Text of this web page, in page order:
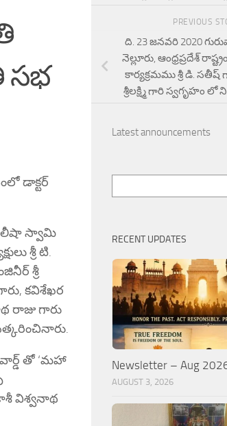
సభ
డాక్టర్
స్వామి
శ్రీ టి.
శ్రీ
కవిశేఖర
రాజు గారు
తో ‘మహా
విశ్వనాథ
PREVIOUS
ది. 23 జనవరి 2020
నెల్లూరు, ఆంధ్రప్రదేశ్
కార్యక్రమము శ్రీ డి. సతీష్
శ్రీలక్ష్మి గారి స్వగృహం
Latest announcements
RECENT UPDATES
Newsletter – Aug
AUGUST 3, 2026